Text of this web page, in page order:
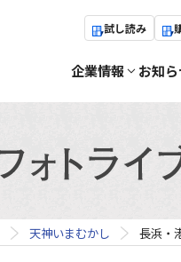
試し読み
企業情報 お知
天神いまむかし 長浜・